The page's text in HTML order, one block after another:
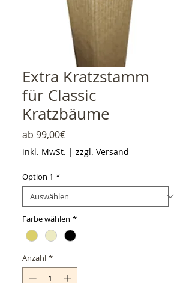
Extra Kratzstamm
für Classic
Kratzbäume
ab 99,00€Sale-Preis
inkl. MwSt. | zzgl. Versand
Option 1 *
Farbe wählen *
Anzahl *